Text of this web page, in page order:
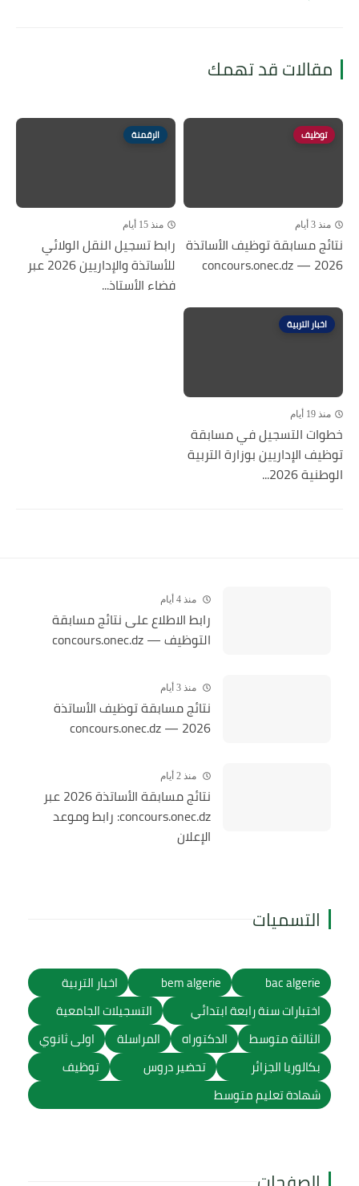
مقالات قد تهمك
توظيف
منذ 3 أيام
نتائج مسابقة توظيف الأساتذة
2026 — concours.onec.dz
الرقمنة
منذ 15 أيام
رابط تسجيل النقل الولائي
للأساتذة والإداريين 2026 عبر
فضاء الأستاذ...
اخبار التربية
منذ 19 أيام
خطوات التسجيل في مسابقة
توظيف الإداريين بوزارة التربية
الوطنية 2026...
منذ 4 أيام
رابط الاطلاع على نتائج مسابقة
التوظيف — concours.onec.dz
منذ 3 أيام
نتائج مسابقة توظيف الأساتذة
2026 — concours.onec.dz
منذ 2 أيام
نتائج مسابقة الأساتذة 2026 عبر
concours.onec.dz: رابط وموعد
الإعلان
التسميات
bac algerie
bem algerie
اخبار التربية
اختبارات سنة رابعة ابتدائي
التسجيلات الجامعية
الثالثة متوسط
الدكتوراه المراسلة
اولى ثانوي
بكالوريا الجزائر
تحضير دروس
توظيف
شهادة تعليم متوسط